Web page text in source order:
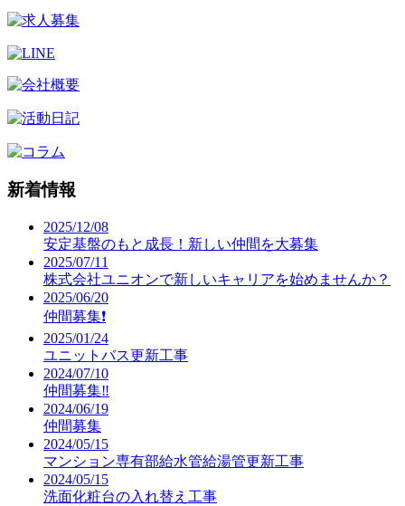
新着情報
2025/12/08
安定基盤のもと成長！新しい仲間を大募集
2025/07/11
株式会社ユニオンで新しいキャリアを始めませんか？
2025/06/20
仲間募集❗️
2025/01/24
ユニットバス更新工事
2024/07/10
仲間募集‼️
2024/06/19
仲間募集
2024/05/15
マンション専有部給水管給湯管更新工事
2024/05/15
洗面化粧台の入れ替え工事